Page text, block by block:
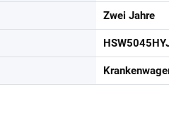
Zwei Jahre